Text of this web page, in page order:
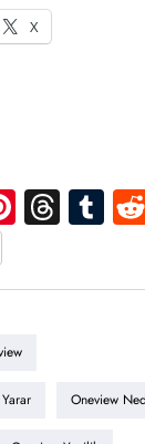
X
Pinterest
Oneview